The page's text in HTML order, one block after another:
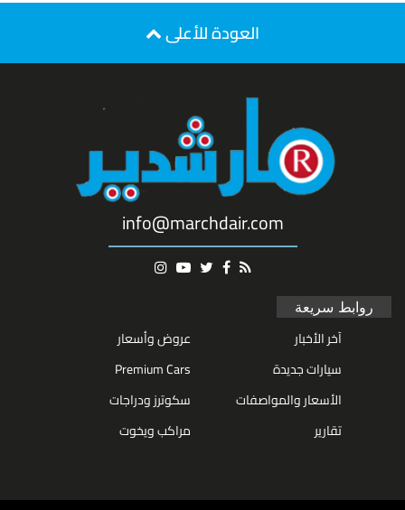
العودة للأعلى
info@marchdair.com
روابط سريعة
آخر الأخبار
سيارات جديدة
الأسعار والمواصفات
تقارير
عروض وأسعار
Premium Cars
سكوترز ودراجات
مراكب ويخوت